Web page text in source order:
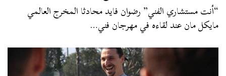
“أنت مستشاري الفني” رضوان فايد محادثا المخرج العالمي
مايكل مان عند لقاءه في مهرجان فني…